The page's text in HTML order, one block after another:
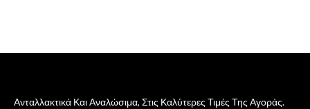
Ανταλλακτικά Και Αναλώσιμα, Στις Καλύτερες Τιμές Της Αγοράς.